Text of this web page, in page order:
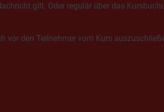
gilt. Oder regulär über das
vor den Teilnehmer vom Kurs